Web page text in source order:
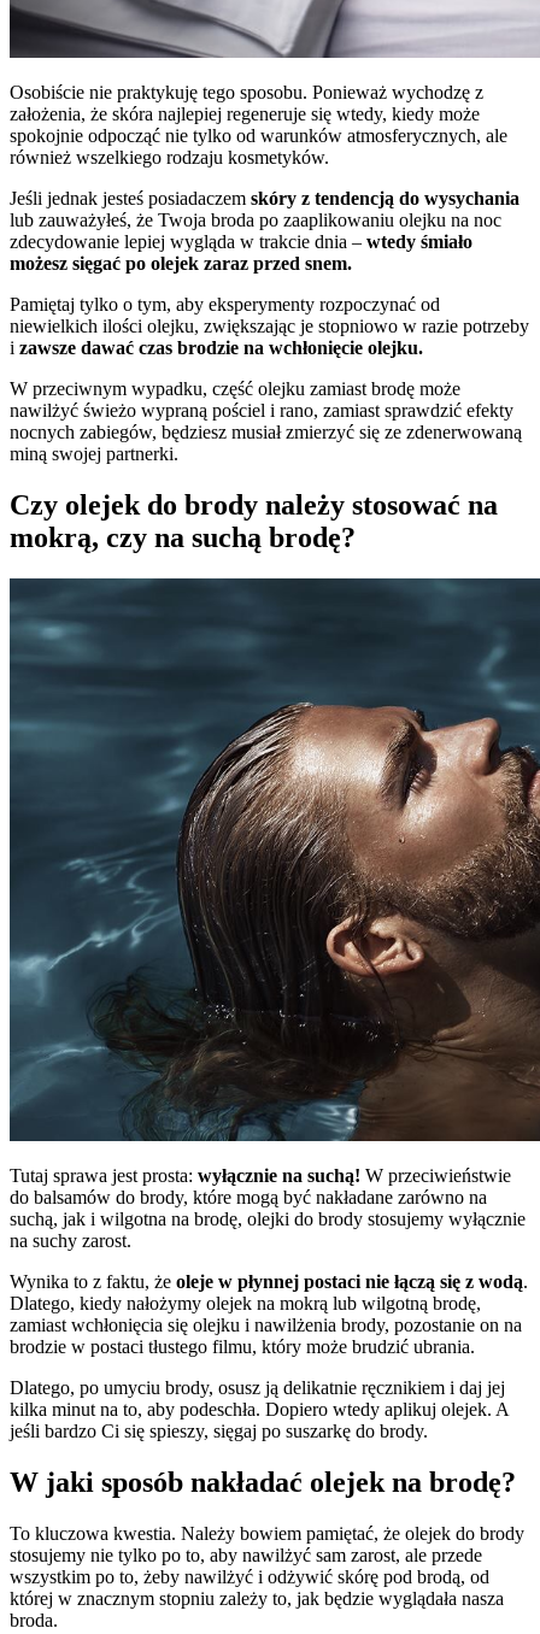
Osobiście nie praktykuję tego sposobu. Ponieważ wychodzę z
założenia, że skóra najlepiej regeneruje się wtedy, kiedy może
spokojnie odpocząć nie tylko od warunków atmosferycznych, ale
również wszelkiego rodzaju kosmetyków.
Jeśli jednak jesteś posiadaczem skóry z tendencją do wysychania
lub zauważyłeś, że Twoja broda po zaaplikowaniu olejku na noc
zdecydowanie lepiej wygląda w trakcie dnia – wtedy śmiało
możesz sięgać po olejek zaraz przed snem.
Pamiętaj tylko o tym, aby eksperymenty rozpoczynać od
niewielkich ilości olejku, zwiększając je stopniowo w razie potrzeby
i zawsze dawać czas brodzie na wchłonięcie olejku.
W przeciwnym wypadku, część olejku zamiast brodę może
nawilżyć świeżo wypraną pościel i rano, zamiast sprawdzić efekty
nocnych zabiegów, będziesz musiał zmierzyć się ze zdenerwowaną
miną swojej partnerki.
Czy olejek do brody należy stosować na
mokrą, czy na suchą brodę?
Tutaj sprawa jest prosta: wyłącznie na suchą! W przeciwieństwie
do balsamów do brody, które mogą być nakładane zarówno na
suchą, jak i wilgotna na brodę, olejki do brody stosujemy wyłącznie
na suchy zarost.
Wynika to z faktu, że oleje w płynnej postaci nie łączą się z wodą.
Dlatego, kiedy nałożymy olejek na mokrą lub wilgotną brodę,
zamiast wchłonięcia się olejku i nawilżenia brody, pozostanie on na
brodzie w postaci tłustego filmu, który może brudzić ubrania.
Dlatego, po umyciu brody, osusz ją delikatnie ręcznikiem i daj jej
kilka minut na to, aby podeschła. Dopiero wtedy aplikuj olejek. A
jeśli bardzo Ci się spieszy, sięgaj po suszarkę do brody.
W jaki sposób nakładać olejek na brodę?
To kluczowa kwestia. Należy bowiem pamiętać, że olejek do brody
stosujemy nie tylko po to, aby nawilżyć sam zarost, ale przede
wszystkim po to, żeby nawilżyć i odżywić skórę pod brodą, od
której w znacznym stopniu zależy to, jak będzie wyglądała nasza
broda.